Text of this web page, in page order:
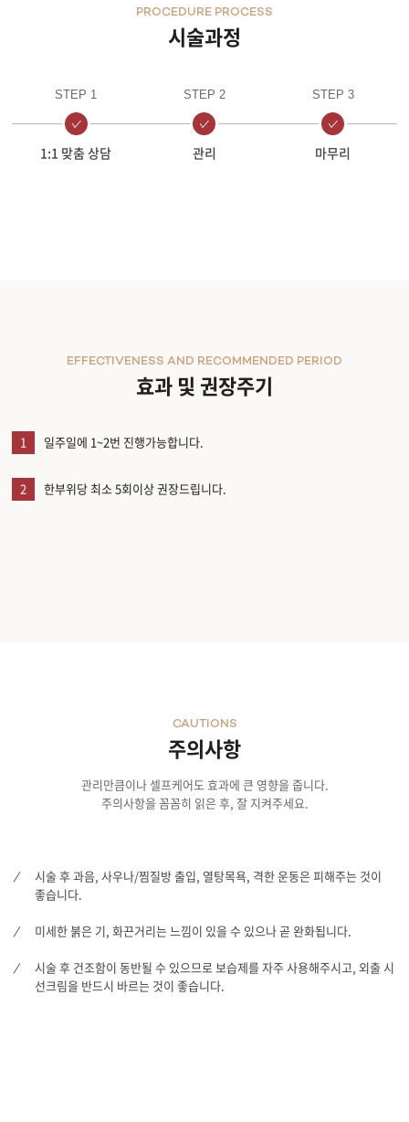
시술과정
PROCEDURE PROCESS
STEP 1
1:1 맞춤 상담
STEP 2
관리
STEP 3
마무리
효과 및 권장주기
EFFECTIVENESS AND RECOMMENDED PERIOD
1 일주일에 1~2번 진행가능합니다.
2 한부위당 최소 5회이상 권장드립니다.
주의사항
CAUTIONS
관리만큼이나 셀프케어도 효과에 큰 영향을 줍니다.
주의사항을 꼼꼼히 읽은 후, 잘 지켜주세요.
시술 후 과음, 사우나/찜질방 출입, 열탕목욕, 격한 운동은 피해주는 것이
좋습니다.
미세한 붉은 기, 화끈거리는 느낌이 있을 수 있으나 곧 완화됩니다.
시술 후 건조함이 동반될 수 있으므로 보습제를 자주 사용해주시고, 외출 시
선크림을 반드시 바르는 것이 좋습니다.